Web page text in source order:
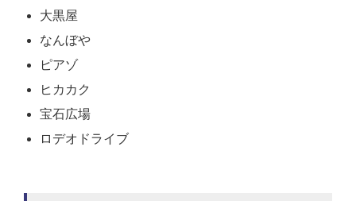
大黒屋
なんぼや
ピアゾ
ヒカカク
宝石広場
ロデオドライブ